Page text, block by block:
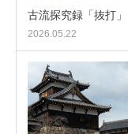
古流探究録「抜打」
2026.05.22